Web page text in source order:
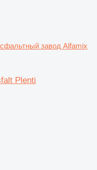
завод Alfamix
Plenti